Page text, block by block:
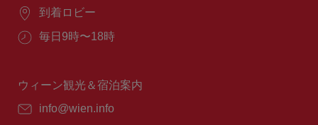
場
到着ロビー
営
間：
毎日9時〜18時
ウィーン観光＆宿泊案内
E
info@wien.info